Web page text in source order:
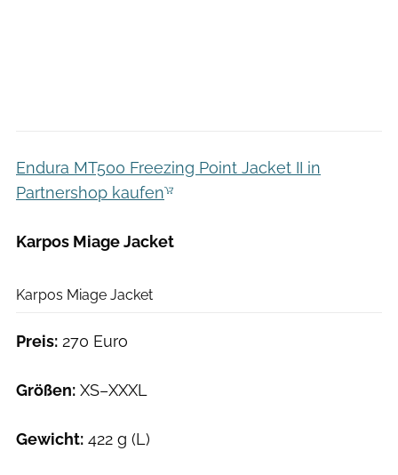
Endura MT500 Freezing Point Jacket II in
Partnershop kaufen
Karpos Miage Jacket
Karpos Miage Jacket
Preis: 270 Euro
Größen: XS–XXXL
Gewicht: 422 g (L)